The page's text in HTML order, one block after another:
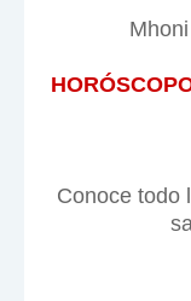
Conoce todo